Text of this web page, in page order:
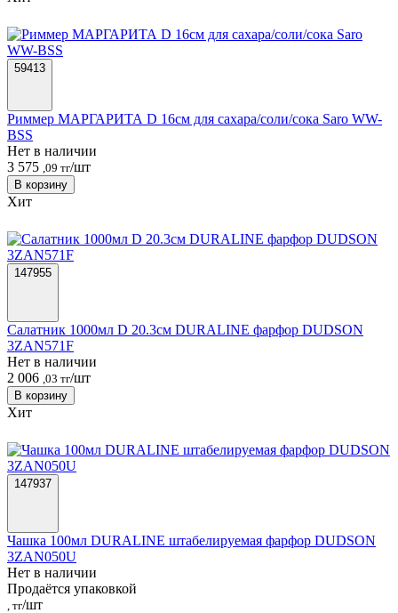
59413
Риммер МАРГАРИТА D 16см для сахара/соли/сока Saro WW-
BSS
Нет в наличии
3 575 ,09 тг/шт
В корзину
Хит
147955
Салатник 1000мл D 20.3см DURALINE фарфор DUDSON
3ZAN571F
Нет в наличии
2 006 ,03 тг/шт
В корзину
Хит
147937
Чашка 100мл DURALINE штабелируемая фарфор DUDSON
3ZAN050U
Нет в наличии
Продаётся упаковкой
, тг/шт